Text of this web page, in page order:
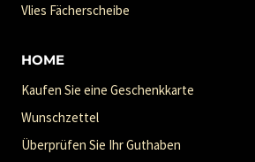
Vlies Fächerscheibe
HOME
Kaufen Sie eine Geschenkkarte
Wunschzettel
Überprüfen Sie Ihr Guthaben